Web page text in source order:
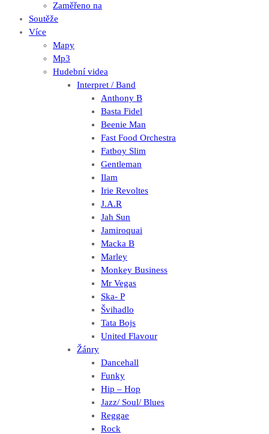
Zaměřeno na
Soutěže
Více
Mapy
Mp3
Hudební videa
Interpret / Band
Anthony B
Basta Fidel
Beenie Man
Fast Food Orchestra
Fatboy Slim
Gentleman
Ilam
Irie Revoltes
J.A.R
Jah Sun
Jamiroquai
Macka B
Marley
Monkey Business
Mr Vegas
Ska- P
Švihadlo
Tata Bojs
United Flavour
Žánry
Dancehall
Funky
Hip – Hop
Jazz/ Soul/ Blues
Reggae
Rock